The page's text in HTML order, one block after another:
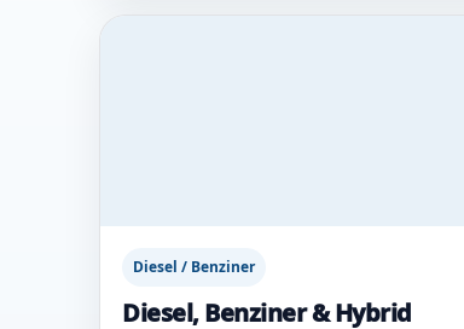
Diesel / Benziner
Diesel, Benziner & Hybrid